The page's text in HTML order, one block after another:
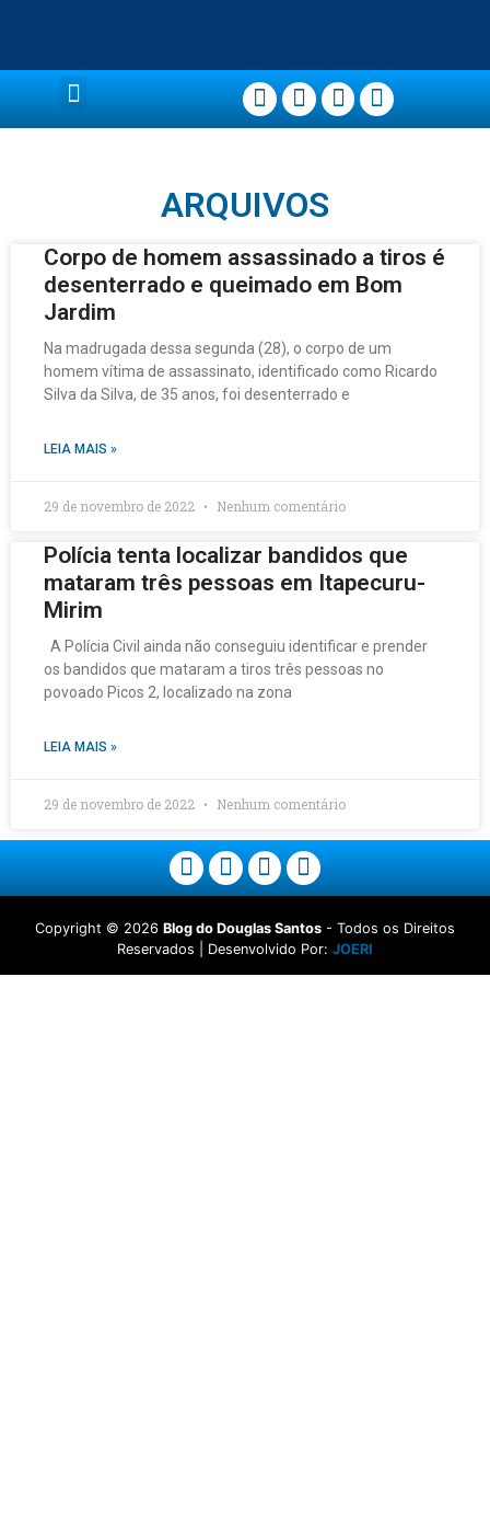
ARQUIVOS
Corpo de homem assassinado a tiros é
desenterrado e queimado em Bom
Jardim
Na madrugada dessa segunda (28), o corpo de um
homem vítima de assassinato, identificado como Ricardo
Silva da Silva, de 35 anos, foi desenterrado e
LEIA MAIS »
29 de novembro de 2022 Nenhum comentário
Polícia tenta localizar bandidos que
mataram três pessoas em Itapecuru-
Mirim
A Polícia Civil ainda não conseguiu identificar e prender
os bandidos que mataram a tiros três pessoas no
povoado Picos 2, localizado na zona
LEIA MAIS »
29 de novembro de 2022 Nenhum comentário
Copyright © 2026 Blog do Douglas Santos - Todos os Direitos
Reservados | Desenvolvido Por: JOERI